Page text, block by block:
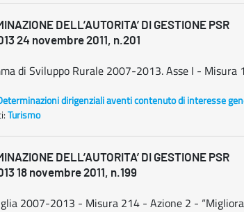
DELL’AUTORITA’ DI GESTIONE PSR
24 novembre 2011, n.201
di Sviluppo Rurale 2007-2013. Asse I - Misura
dirigenziali aventi contenuto di interesse
Turismo
DELL’AUTORITA’ DI GESTIONE PSR
18 novembre 2011, n.199
2007-2013 - Misura 214 - Azione 2 -